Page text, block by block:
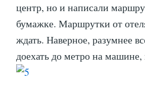
центр, но и написали
бумажке. Маршрутки от
ждать. Наверное, разумнее
доехать до метро на